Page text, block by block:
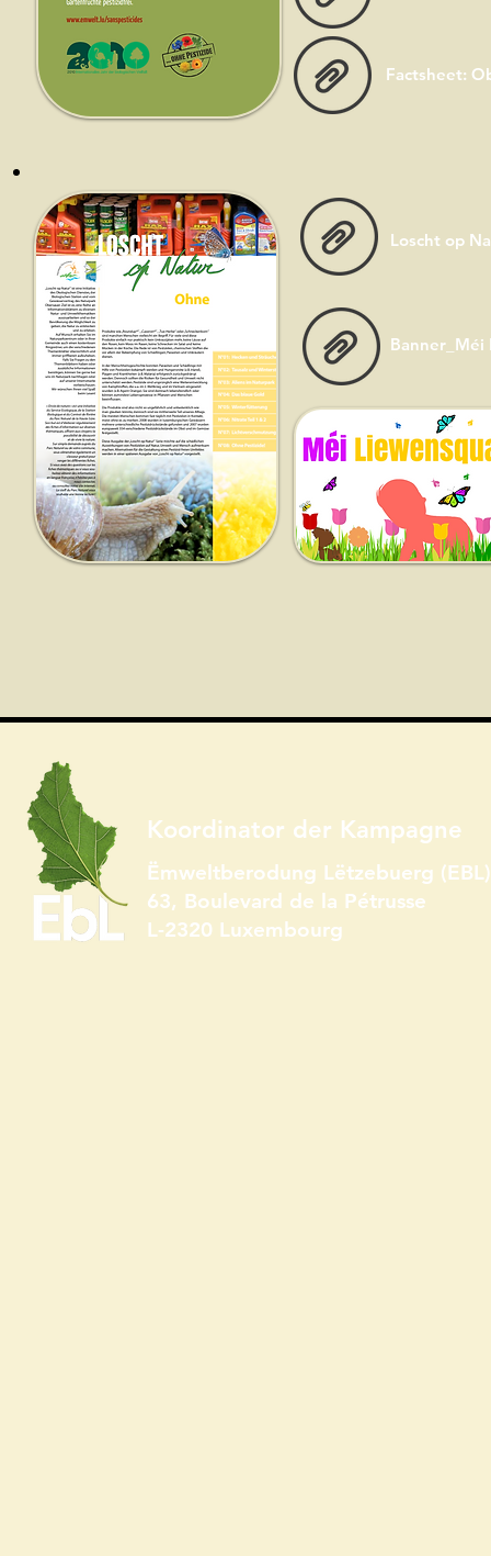
Factsheet:
Loscht op
Banner_Méi
Koordinator der Kampagne
Ëmweltberodung Lëtzebuerg
63, Boulevard de la Pétrusse
L-2320 Luxembourg